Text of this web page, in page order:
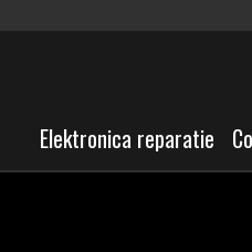
Elektronica reparatie